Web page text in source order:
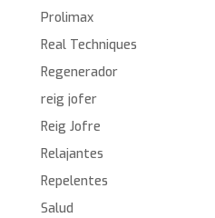
Prolimax
Real Techniques
Regenerador
reig jofer
Reig Jofre
Relajantes
Repelentes
Salud